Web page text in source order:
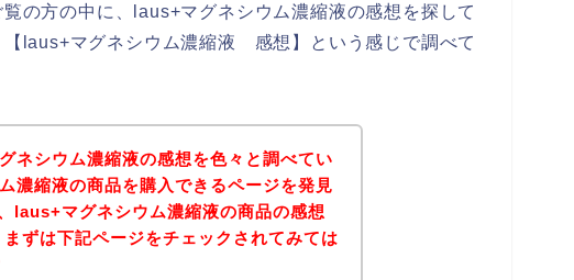
の方の中に、laus+マグネシウム濃縮液の感想を探して
laus+マグネシウム濃縮液 感想】という感じで調べて
ネシウム濃縮液の感想を色々と調べてい
濃縮液の商品を購入できるページを発見
laus+マグネシウム濃縮液の商品の感想
ずは下記ページをチェックされてみては